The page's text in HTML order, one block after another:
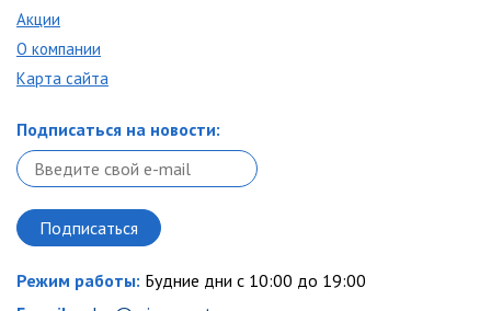
Акции
О компании
Карта сайта
Подписаться на новости:
Режим работы: Будние дни с 10:00 до 19:00